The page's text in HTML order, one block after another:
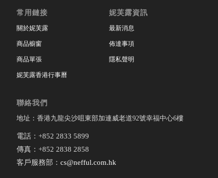
常用鏈接
關於妮芙露
商品櫥窗
商品單張
妮芙露香港行事曆
妮芙露資訊
最新消息
佈達事項
隱私聲明
聯絡我們
地址：香港九龍尖沙咀東部加連威老道92號幸福中心6樓
電話：+852 2833 5899
傳真：+852 2838 2858
客戶服務部： cs@nefful.com.hk